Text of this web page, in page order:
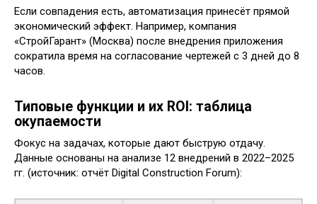
Если совпадения есть, автоматизация принесёт прямой
экономический эффект. Например, компания
«СтройГарант» (Москва) после внедрения приложения
сократила время на согласование чертежей с 3 дней до 8
часов.
Типовые функции и их ROI: таблица
окупаемости
Фокус на задачах, которые дают быструю отдачу.
Данные основаны на анализе 12 внедрений в 2022–2025
гг. (источник: отчёт Digital Construction Forum):